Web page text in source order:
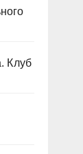
Клуб